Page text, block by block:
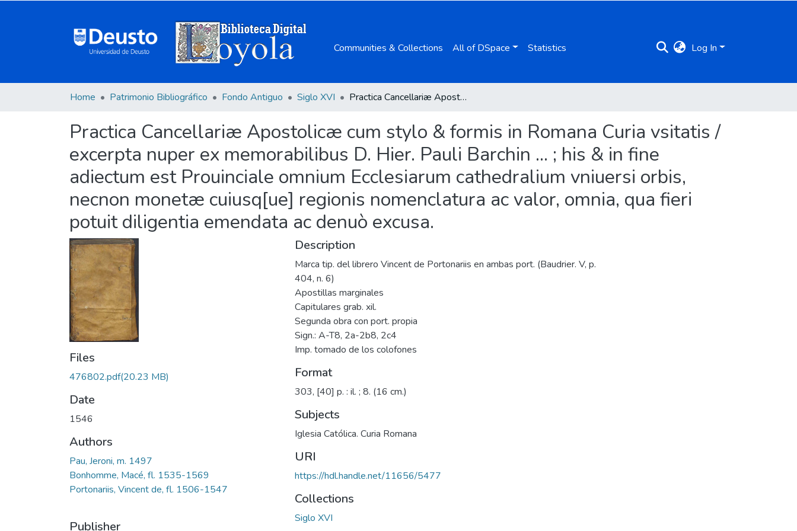
Communities & Collections All of DSpace Statistics Log In
Home Patrimonio Bibliográfico Fondo Antiguo Siglo XVI Practica Cancellariæ Apostolicæ cum stylo & formis in Romana Curia vsitatis / excerpta nuper ex memorabilibus D. Hier. Pauli Barchin ... ; his & in fine adiectum est Prouinciale omnium Ecclesiarum cathedralium vniuersi orbis, necnon monetæ cuiusq[ue] regionis nomenclatura ac valor, omnia, qua fieri potuit diligentia emendata ac denuò excusa.
Practica Cancellariæ Apostolicæ cum stylo & formis in Romana Curia vsitatis /
excerpta nuper ex memorabilibus D. Hier. Pauli Barchin ... ; his & in fine
adiectum est Prouinciale omnium Ecclesiarum cathedralium vniuersi orbis,
necnon monetæ cuiusq[ue] regionis nomenclatura ac valor, omnia, qua fieri
potuit diligentia emendata ac denuò excusa.
Files
476802.pdf(20.23 MB)
Date
1546
Authors
Pau, Jeroni, m. 1497
Bonhomme, Macé, fl. 1535-1569
Portonariis, Vincent de, fl. 1506-1547
Publisher
Description
Marca tip. del librero Vincent de Portonariis en ambas port. (Baudrier. V, p.
404, n. 6)
Apostillas marginales
Capitulares grab. xil.
Segunda obra con port. propia
Sign.: A-T8, 2a-2b8, 2c4
Imp. tomado de los colofones
Format
303, [40] p. : il. ; 8. (16 cm.)
Subjects
Iglesia Católica. Curia Romana
URI
https://hdl.handle.net/11656/5477
Collections
Siglo XVI